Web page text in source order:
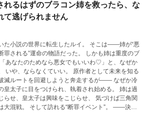
れるはずのブラコン姉を救ったら、な
て逃げられません
た小説の世界に転生したルイ。 そこは――姉が“悪
る”運命の物語だった。 しかも姉は重度のブ
あなたのためなら悪女でもいいわ♡」と、なぜか
る
滅ルートを回避しようと奔走するが―― なぜか冷
太子に目をつけられ、執着され始める。 姉は過
らせ、皇太子は興味をこじらせ、 気づけば三角関
る“断罪イベント”。 ――決め
るか。 原作者によるシナリオ破壊×ブ